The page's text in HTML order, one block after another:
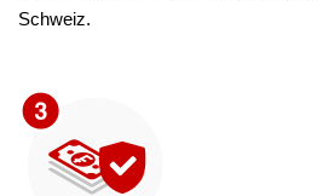
Schweiz.